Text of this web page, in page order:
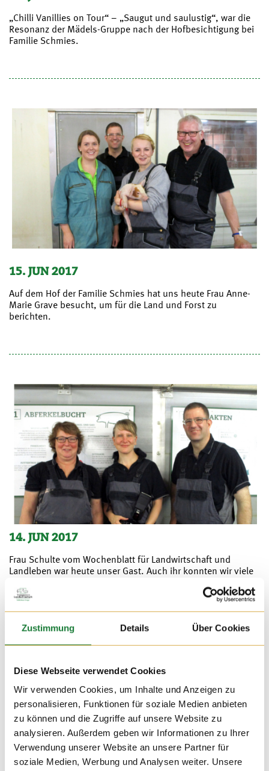
Zustimmung Details Über Cookies
Diese Webseite verwendet Cookies
Wir verwenden Cookies, um Inhalte und Anzeigen zu
personalisieren, Funktionen für soziale Medien anbieten
zu können und die Zugriffe auf unsere Website zu
analysieren. Außerdem geben wir Informationen zu Ihrer
Verwendung unserer Website an unsere Partner für
soziale Medien, Werbung und Analysen weiter. Unsere
„Chilli Vanillies on Tour“ – „Saugut und saulustig“, war die
Resonanz der Mädels-Gruppe nach der Hofbesichtigung bei
Familie Schmies.
15. JUN 2017
Auf dem Hof der Familie Schmies hat uns heute Frau Anne-
Marie Grave besucht, um für die Land und Forst zu
berichten.
14. JUN 2017
Frau Schulte vom Wochenblatt für Landwirtschaft und
Landleben war heute unser Gast. Auch ihr konnten wir viele